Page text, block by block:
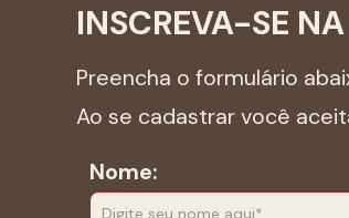
INSCREVA-SE
Preencha o formulário
Ao se cadastrar você
Nome: